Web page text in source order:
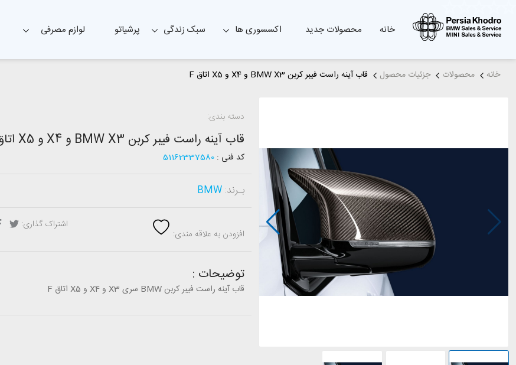
خانه محصولات جدید اکسسوری ها سبک زندگی پرشیاتو لوازم مصرفی
خانه محصولات جزئیات محصول قاب آینه راست فیبر کربن BMW X3 و X4 و X5 اتاق F
دسته بندی:
قاب آینه راست فیبر کربن BMW X3 و X4 و X5 اتاق F
کد فنی : 51162337580
بـرند: BMW
افزودن به علاقه مندی:
اشتراک گذاری:
توضیحات :
قاب آینه راست فیبر کربن BMW سری X3 و X4 و X5 اتاق F